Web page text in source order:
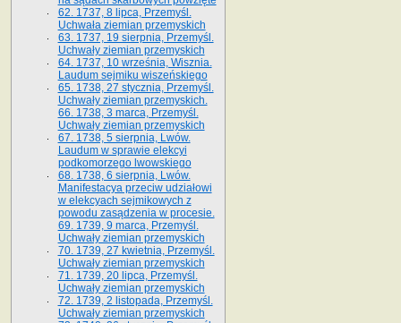
62. 1737, 8 lipca, Przemyśl.
Uchwała ziemian przemyskich
63. 1737, 19 sierpnia, Przemyśl.
Uchwały ziemian przemyskich
64. 1737, 10 września, Wisznia.
Laudum sejmiku wiszeńskiego
65. 1738, 27 stycznia, Przemyśl.
Uchwały ziemian przemyskich­­.
66. 1738, 3 marca, Przemyśl.
Uchwały ziemian przemyskich­
67. 1738, 5 sierpnia, Lwów.
Laudum w sprawie elekcyi
podkomorzego lwowskiego
68. 1738, 6 sierpnia, Lwów.
Manifestacya przeciw udziałowi
w elekcyach sejmikowych z
powodu zasądzenia w procesie.
69. 1739, 9 marca, Przemyśl.
Uchwały ziemian przemyskich
70. 1739, 27 kwietnia, Przemyśl.
Uchwały ziemian przemyskich
71. 1739, 20 lipca, Przemyśl.
Uchwały ziemian przemyskich
72. 1739, 2 listopada, Przemyśl.
Uchwały ziemian przemyskich